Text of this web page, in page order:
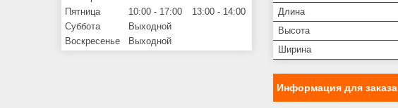
Длина
Высота
Ширина
Информация для заказа
Пятница
10:00 17:00 13:00
14:00
Суббота
Выходной
Воскресенье
Выходной